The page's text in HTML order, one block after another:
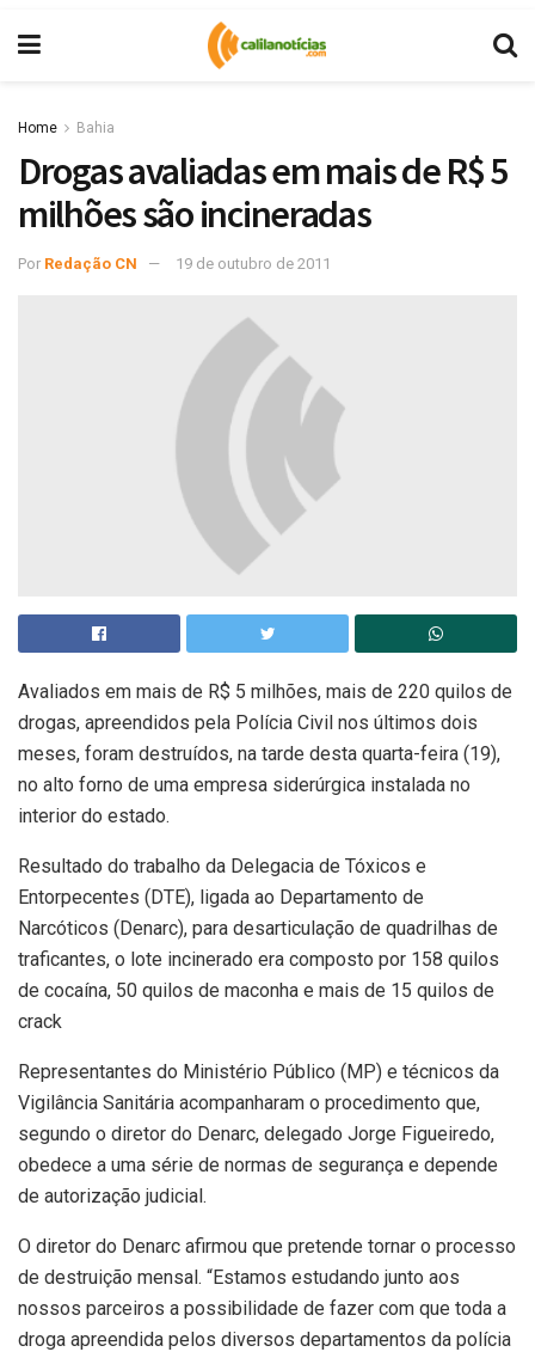
Home Bahia
Drogas avaliadas em mais de R$ 5
milhões são incineradas
Por Redação CN 19 de outubro de 2011
Avaliados em mais de R$ 5 milhões, mais de 220 quilos de
drogas, apreendidos pela Polícia Civil nos últimos dois
meses, foram destruídos, na tarde desta quarta-feira (19),
no alto forno de uma empresa siderúrgica instalada no
interior do estado.
Resultado do trabalho da Delegacia de Tóxicos e
Entorpecentes (DTE), ligada ao Departamento de
Narcóticos (Denarc), para desarticulação de quadrilhas de
traficantes, o lote incinerado era composto por 158 quilos
de cocaína, 50 quilos de maconha e mais de 15 quilos de
crack
Representantes do Ministério Público (MP) e técnicos da
Vigilância Sanitária acompanharam o procedimento que,
segundo o diretor do Denarc, delegado Jorge Figueiredo,
obedece a uma série de normas de segurança e depende
de autorização judicial.
O diretor do Denarc afirmou que pretende tornar o processo
de destruição mensal. “Estamos estudando junto aos
nossos parceiros a possibilidade de fazer com que toda a
droga apreendida pelos diversos departamentos da polícia